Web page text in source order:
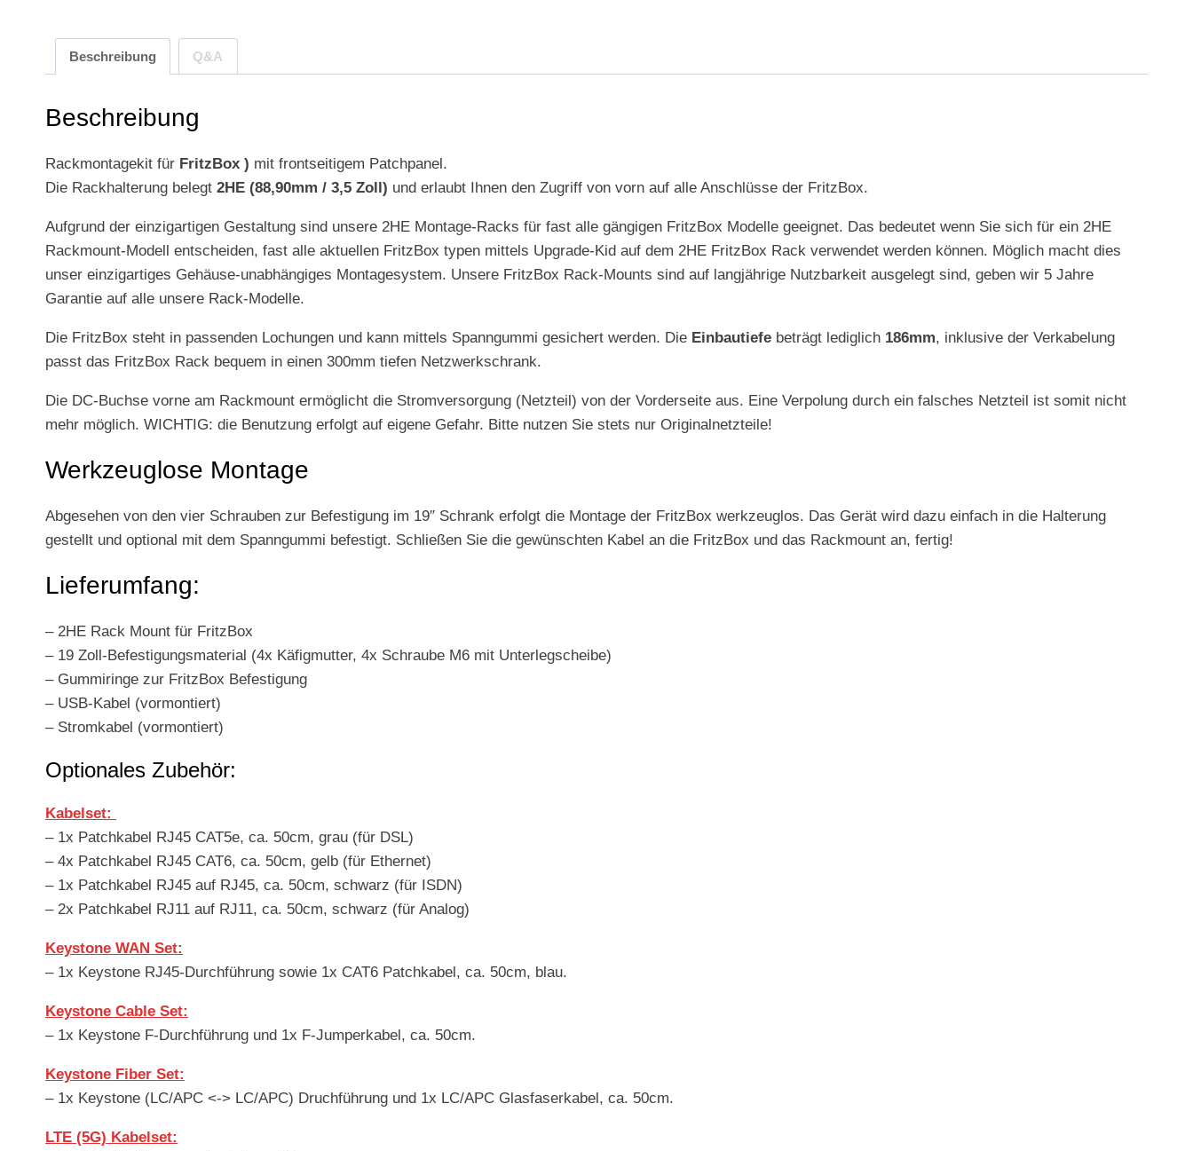
Beschreibung Q&A
Beschreibung
Rackmontagekit für FritzBox ) mit frontseitigem Patchpanel.
Die Rackhalterung belegt 2HE (88,90mm / 3,5 Zoll) und erlaubt Ihnen den Zugriff von vorn auf alle Anschlüsse der FritzBox.
Aufgrund der einzigartigen Gestaltung sind unsere 2HE Montage-Racks für fast alle gängigen FritzBox Modelle geeignet. Das bedeutet wenn Sie sich für ein 2HE
Rackmount-Modell entscheiden, fast alle aktuellen FritzBox typen mittels Upgrade-Kid auf dem 2HE FritzBox Rack verwendet werden können. Möglich macht dies
unser einzigartiges Gehäuse-unabhängiges Montagesystem. Unsere FritzBox Rack-Mounts sind auf langjährige Nutzbarkeit ausgelegt sind, geben wir 5 Jahre
Garantie auf alle unsere Rack-Modelle.
Die FritzBox steht in passenden Lochungen und kann mittels Spanngummi gesichert werden. Die Einbautiefe beträgt lediglich 186mm, inklusive der Verkabelung
passt das FritzBox Rack bequem in einen 300mm tiefen Netzwerkschrank.
Die DC-Buchse vorne am Rackmount ermöglicht die Stromversorgung (Netzteil) von der Vorderseite aus. Eine Verpolung durch ein falsches Netzteil ist somit nicht
mehr möglich. WICHTIG: die Benutzung erfolgt auf eigene Gefahr. Bitte nutzen Sie stets nur Originalnetzteile!
Werkzeuglose Montage
Abgesehen von den vier Schrauben zur Befestigung im 19″ Schrank erfolgt die Montage der FritzBox werkzeuglos. Das Gerät wird dazu einfach in die Halterung
gestellt und optional mit dem Spanngummi befestigt. Schließen Sie die gewünschten Kabel an die FritzBox und das Rackmount an, fertig!
Lieferumfang:
– 2HE Rack Mount für FritzBox
– 19 Zoll-Befestigungsmaterial (4x Käfigmutter, 4x Schraube M6 mit Unterlegscheibe)
– Gummiringe zur FritzBox Befestigung
– USB-Kabel (vormontiert)
– Stromkabel (vormontiert)
Optionales Zubehör:
Kabelset:
– 1x Patchkabel RJ45 CAT5e, ca. 50cm, grau (für DSL)
– 4x Patchkabel RJ45 CAT6, ca. 50cm, gelb (für Ethernet)
– 1x Patchkabel RJ45 auf RJ45, ca. 50cm, schwarz (für ISDN)
– 2x Patchkabel RJ11 auf RJ11, ca. 50cm, schwarz (für Analog)
Keystone WAN Set:
– 1x Keystone RJ45-Durchführung sowie 1x CAT6 Patchkabel, ca. 50cm, blau.
Keystone Cable Set:
– 1x Keystone F-Durchführung und 1x F-Jumperkabel, ca. 50cm.
Keystone Fiber Set:
– 1x Keystone (LC/APC <-> LC/APC) Druchführung und 1x LC/APC Glasfaserkabel, ca. 50cm.
LTE (5G) Kabelset: